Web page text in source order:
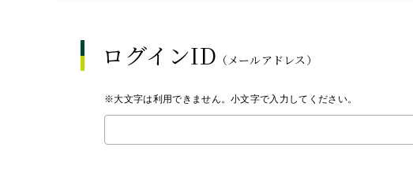
ログインID （メールアドレス）
※大文字は利用できません。小文字で入力してください。